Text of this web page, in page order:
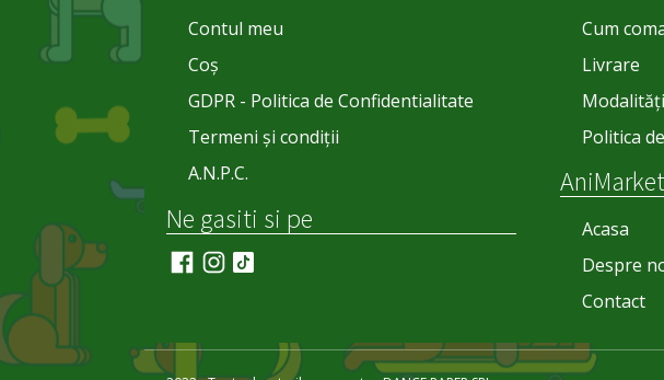
Contul meu
Coș
GDPR - Politica de Confidentialitate
Termeni și condiții
A.N.P.C.
Ne gasiti si pe
Cum
Livrare
Politica
AniMarket
Acasa
Despre
Contact